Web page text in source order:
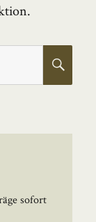
sofort